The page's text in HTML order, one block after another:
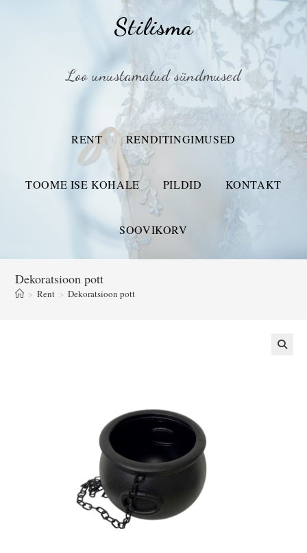
Stilisma
Loo unustamatud sündmused
RENT RENDITINGIMUSED
TOOME ISE KOHALE PILDID KONTAKT
SOOVIKORV
Dekoratsioon pott
> Rent > Dekoratsioon pott